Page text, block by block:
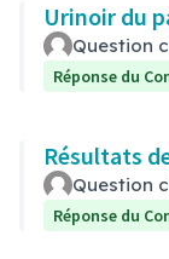
Urinoir du
Question
Réponse du
Résultats
Question
Réponse du